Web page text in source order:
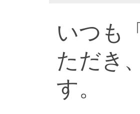
いつも
ただき
す。